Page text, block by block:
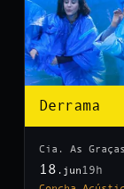
Derrama
Cia. As
18 .jun 19h